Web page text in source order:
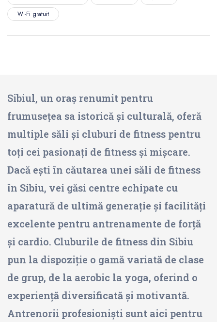
Wi-Fi gratuit
Sibiul, un oraș renumit pentru
frumusețea sa istorică și culturală, oferă
multiple săli și cluburi de fitness pentru
toți cei pasionați de fitness și mișcare.
Dacă ești în căutarea unei săli de fitness
în Sibiu, vei găsi centre echipate cu
aparatură de ultimă generație și facilități
excelente pentru antrenamente de forță
și cardio. Cluburile de fitness din Sibiu
pun la dispoziție o gamă variată de clase
de grup, de la aerobic la yoga, oferind o
experiență diversificată și motivantă.
Antrenorii profesioniști sunt aici pentru